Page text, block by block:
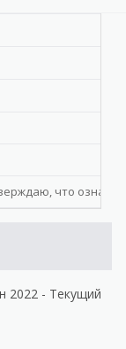
что
2022 - Текущий